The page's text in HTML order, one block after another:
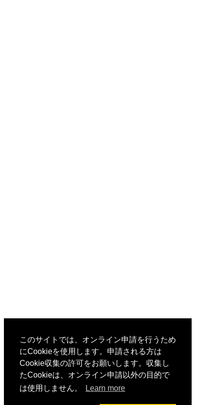
このサイトでは、オンライン申請を行うため
にCookieを使用します。申請される方は
Cookie収集の許可をお願いします。収集し
たCookieは、オンライン申請以外の目的で
は使用しません。
Learn more